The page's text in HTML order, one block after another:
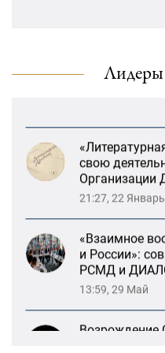
Лидеры
13:47, 26 Январь
свою
Организации
21:27, 22 Январь
«Взаимное
и России»:
РСМД и
13:59, 29 Май
Возрождение
карабахских